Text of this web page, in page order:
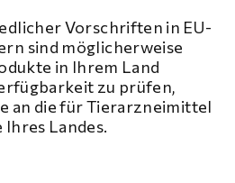
Vorschriften in EU-
sind möglicherweise
in Ihrem Land
zu prüfen,
an die für Tierarzneimittel
Landes.